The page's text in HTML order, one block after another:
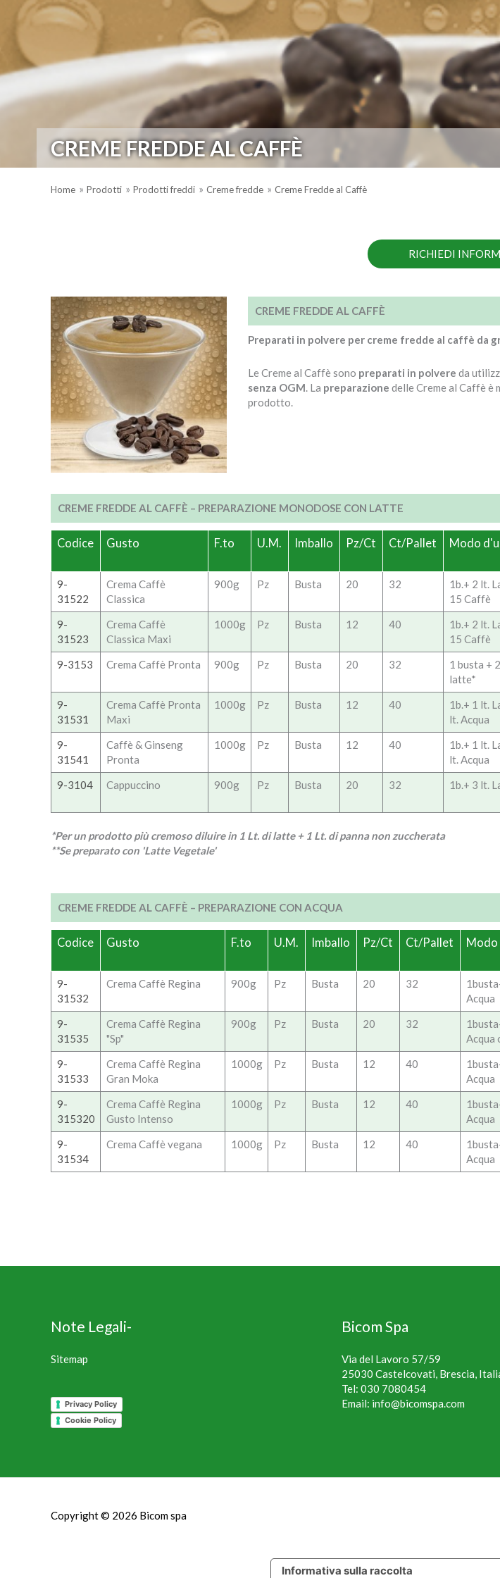
CREME FREDDE AL CAFFÈ
Home Prodotti Prodotti freddi Creme fredde Creme Fredde al Caffè
RICHIEDI
CREME FREDDE AL CAFFÈ
Preparati in polvere per creme fredde al caffè da
Le Creme al Caffè sono preparati in polvere da
senza OGM. La preparazione delle Creme al Caffè è
prodotto.
CREME FREDDE AL CAFFÈ – PREPARAZIONE MONODOSE CON LATTE
Codice Gusto F.to U.M. Imballo Pz/Ct Ct/Pallet Modo
9-
31522
Crema Caffè
Classica
900g Pz Busta 20 32
1b.+ 2 lt.
15 Caffè
9-
31523
Crema Caffè
Classica Maxi
1000g Pz Busta 12 40
1b.+ 2 lt.
15 Caffè
9-3153 Crema Caffè Pronta 900g Pz Busta 20 32
1 busta +
latte*
9-
31531
Crema Caffè Pronta
Maxi
1000g Pz Busta 12 40
1b.+ 1 lt.
lt. Acqua
9-
31541
Caffè & Ginseng
Pronta
1000g Pz Busta 12 40
1b.+ 1 lt.
lt. Acqua
9-3104 Cappuccino 900g Pz Busta 20 32 1b.+ 3 lt.
*Per un prodotto più cremoso diluire in 1 Lt. di latte + 1 Lt. di panna non zuccherata
**Se preparato con 'Latte Vegetale'
CREME FREDDE AL CAFFÈ – PREPARAZIONE CON ACQUA
Codice Gusto F.to U.M. Imballo Pz/Ct Ct/Pallet Modo
9-
31532
Crema Caffè Regina 900g Pz Busta 20 32
Acqua
9-
31535
Crema Caffè Regina
"Sp"
900g Pz Busta 20 32
Acqua
9-
31533
Crema Caffè Regina
Gran Moka
1000g Pz Busta 12 40
Acqua
9-
315320
Crema Caffè Regina
Gusto Intenso
1000g Pz Busta 12 40
Acqua
9-
31534
Crema Caffè vegana 1000g Pz Busta 12 40
Acqua
Note Legali-
Sitemap
Privacy Policy
Cookie Policy
Bicom Spa
Via del Lavoro 57/59
25030 Castelcovati, Brescia,
Tel:030 7080454
Email: info@bicomspa.com
Copyright © 2026 Bicom spa
Informativa sulla raccolta